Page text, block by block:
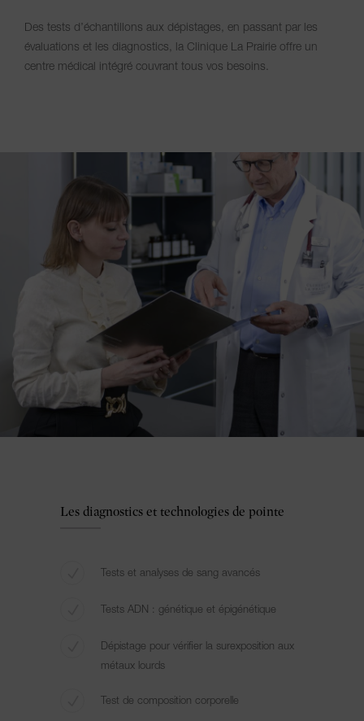
Des tests d’échantillons aux dépistages, en passant par les
évaluations et les diagnostics, la Clinique La Prairie offre un
centre médical intégré couvrant tous vos besoins.
Les diagnostics et technologies de pointe
Tests et analyses de sang avancés
Tests ADN : génétique et épigénétique
Dépistage pour vérifier la surexposition aux
métaux lourds
Test de composition corporelle